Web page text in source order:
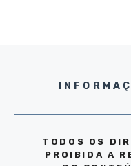
TODOS OS
PROIBIDA A